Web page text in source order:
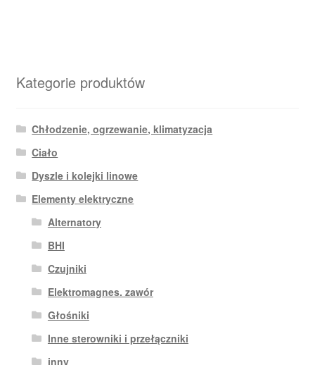
Kategorie produktów
Chłodzenie, ogrzewanie, klimatyzacja
Ciało
Dyszle i kolejki linowe
Elementy elektryczne
Alternatory
BHI
Czujniki
Elektromagnes. zawór
Głośniki
Inne sterowniki i przełączniki
inny